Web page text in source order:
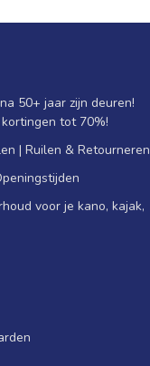
50+ jaar zijn deuren!
tot 70%!
| Ruilen & Retourneren
voor je kano, kajak,